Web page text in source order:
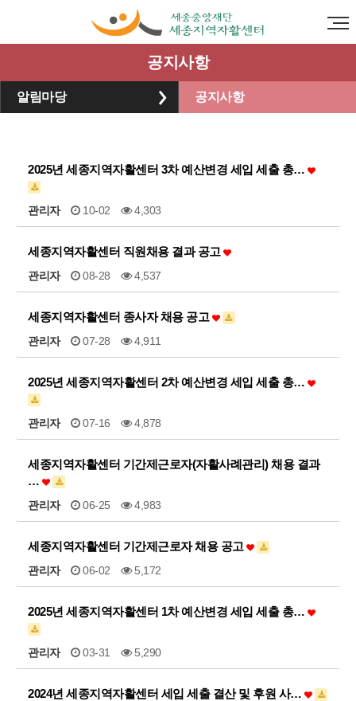
공지사항
알림마당 공지사항
2025년 세종지역자활센터 3차 예산변경 세입 세출 총…
관리자 10-02 4,303
세종지역자활센터 직원채용 결과 공고
관리자 08-28 4,537
세종지역자활센터 종사자 채용 공고
관리자 07-28 4,911
2025년 세종지역자활센터 2차 예산변경 세입 세출 총…
관리자 07-16 4,878
세종지역자활센터 기간제근로자(자활사례관리) 채용 결과
…
관리자 06-25 4,983
세종지역자활센터 기간제근로자 채용 공고
관리자 06-02 5,172
2025년 세종지역자활센터 1차 예산변경 세입 세출 총…
관리자 03-31 5,290
2024년 세종지역자활센터 세입 세출 결산 및 후원 사…